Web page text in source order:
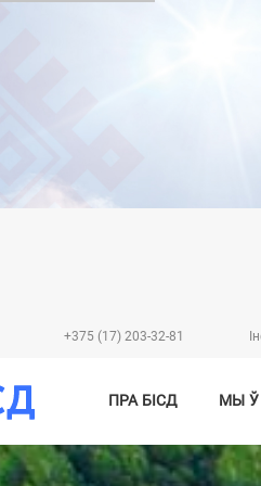
+375 (17) 203-32-81
ПРА БІСД МЫ Ў